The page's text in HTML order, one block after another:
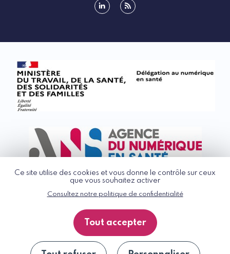
Ce site utilise des cookies et vous donne le contrôle sur ceux
que vous souhaitez activer
Consultez notre politique de confidentialité
Tout accepter
© G_NIUS 2026
Politique de confidentialité
Accessibilité : partiellement conforme
Plan du site